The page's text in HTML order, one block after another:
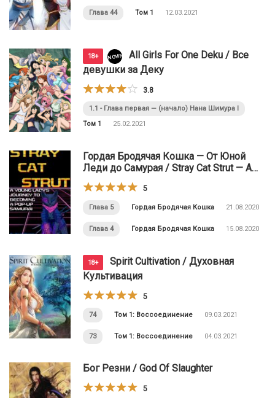
Глава 44 Том 1 12.03.2021
18+ NOVINKIAll Girls For One Deku / Все
девушки за Деку
3.8
1.1 - Глава первая — (начало) Нана Шимура I
Том 1
25.02.2021
Гордая Бродячая Кошка — От Юной
Леди до Самурая / Stray Cat Strut ⁠— A
Young Lady’s Journey to Becoming a Pop-
Up Samurai
5
Глава 5 Гордая Бродячая Кошка 21.08.2020
Глава 4 Гордая Бродячая Кошка 15.08.2020
18+
Spirit Cultivation / Духовная
Культивация
5
74 Том 1: Воссоединение 09.03.2021
73 Том 1: Воссоединение 04.03.2021
Бог Резни / God Of Slaughter
5